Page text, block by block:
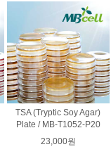
TSA (Tryptic Soy Agar)
Plate / MB-T1052-P20
23,000원